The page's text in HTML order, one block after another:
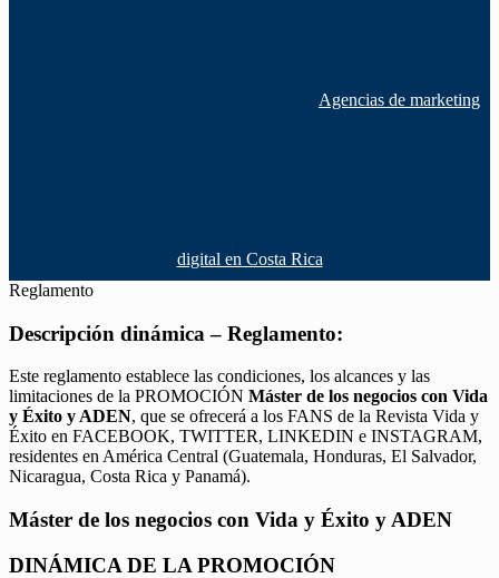
Agencias de marketing
digital en Costa Rica
Reglamento
Descripción dinámica – Reglamento:
Este reglamento establece las condiciones, los alcances y las
limitaciones de la PROMOCIÓN Máster de los negocios con Vida
y Éxito y ADEN, que se ofrecerá a los FANS de la Revista Vida y
Éxito en FACEBOOK, TWITTER, LINKEDIN e INSTAGRAM,
residentes en América Central (Guatemala, Honduras, El Salvador,
Nicaragua, Costa Rica y Panamá).
Máster de los negocios con Vida y Éxito y ADEN
DINÁMICA DE LA PROMOCIÓN